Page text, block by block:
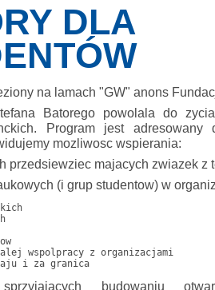
DLA
na lamach "GW" anons
Batorego powolala do
Program jest
mozliwosc wspierania:
przedsiewziec majacych zwiazek z
(i grup studentow) w
wspolpracy z organizacjami
budowaniu